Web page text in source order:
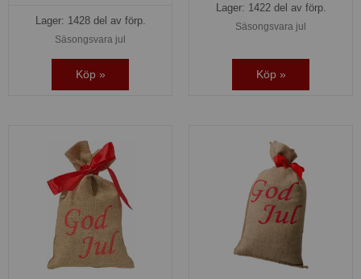
Lager: 1428 del av förp.
Säsongsvara jul
Köp »
Lager: 1422 del av förp.
Säsongsvara jul
Köp »